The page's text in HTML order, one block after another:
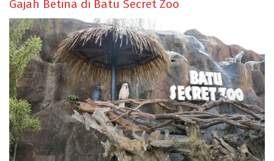
Gajah Betina di Batu Secret Zoo